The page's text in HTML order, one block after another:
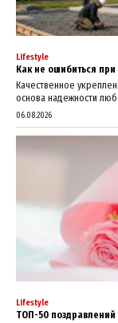
Lifestyle
Как не ошибиться
Качественное
основа надежности
06.08.2026
Lifestyle
ТОП-50